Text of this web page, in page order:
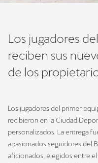
Los jugadores
reciben sus
de los
Los jugadores del primer
recibieron en la Ciudad
personalizados. La entrega
apasionados seguidores del
aficionados, elegidos entre